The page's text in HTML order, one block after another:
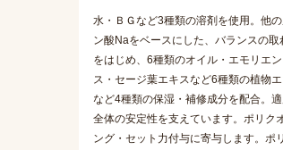
水・ＢＧなど3種類の溶剤を使用。他
ン酸Naをベースにした、バランスの
をはじめ、6種類のオイル・エモリエ
ス・セージ葉エキスなど6種類の植物
など4種類の保湿・補修成分を配合。
全体の安定性を支えています。ポリク
ング・セット力付与に寄与します。ポ